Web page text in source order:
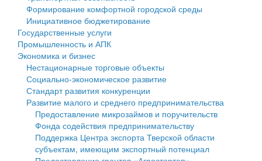
Государственные услуги
Промышленность и АПК
Экономика и бизнес
Символика
Устав
Гостям округа
Туризм
Культура
Образование
Здравоохранение
муниципального округа Тверской области
Администрация Кашинского муниципального округа
Тверской области
Управление сельскими территориями
Открытые данные
Работа с обращениями граждан
Муниципальный контроль
Финансовое управление
Бюджет для граждан
Имущество
Выявление правообладателей ранее учтенных
объектов недвижимости
Имущественная поддержка субъектов малого и
среднего предпринимательства
Формирование комфортной городской среды
Инициативное бюджетирование
Государственные услуги
Промышленность и АПК
Экономика и бизнес
Нестационарные торговые объекты
Социально-экономическое развитие
Стандарт развития конкуренции
Развитие малого и среднего предпринимательства
Предоставление микрозаймов и поручительств
Фонда содействия предпринимательству
Поддержка Центра экспорта Тверской области
субъектам, имеющим экспортный потенциал